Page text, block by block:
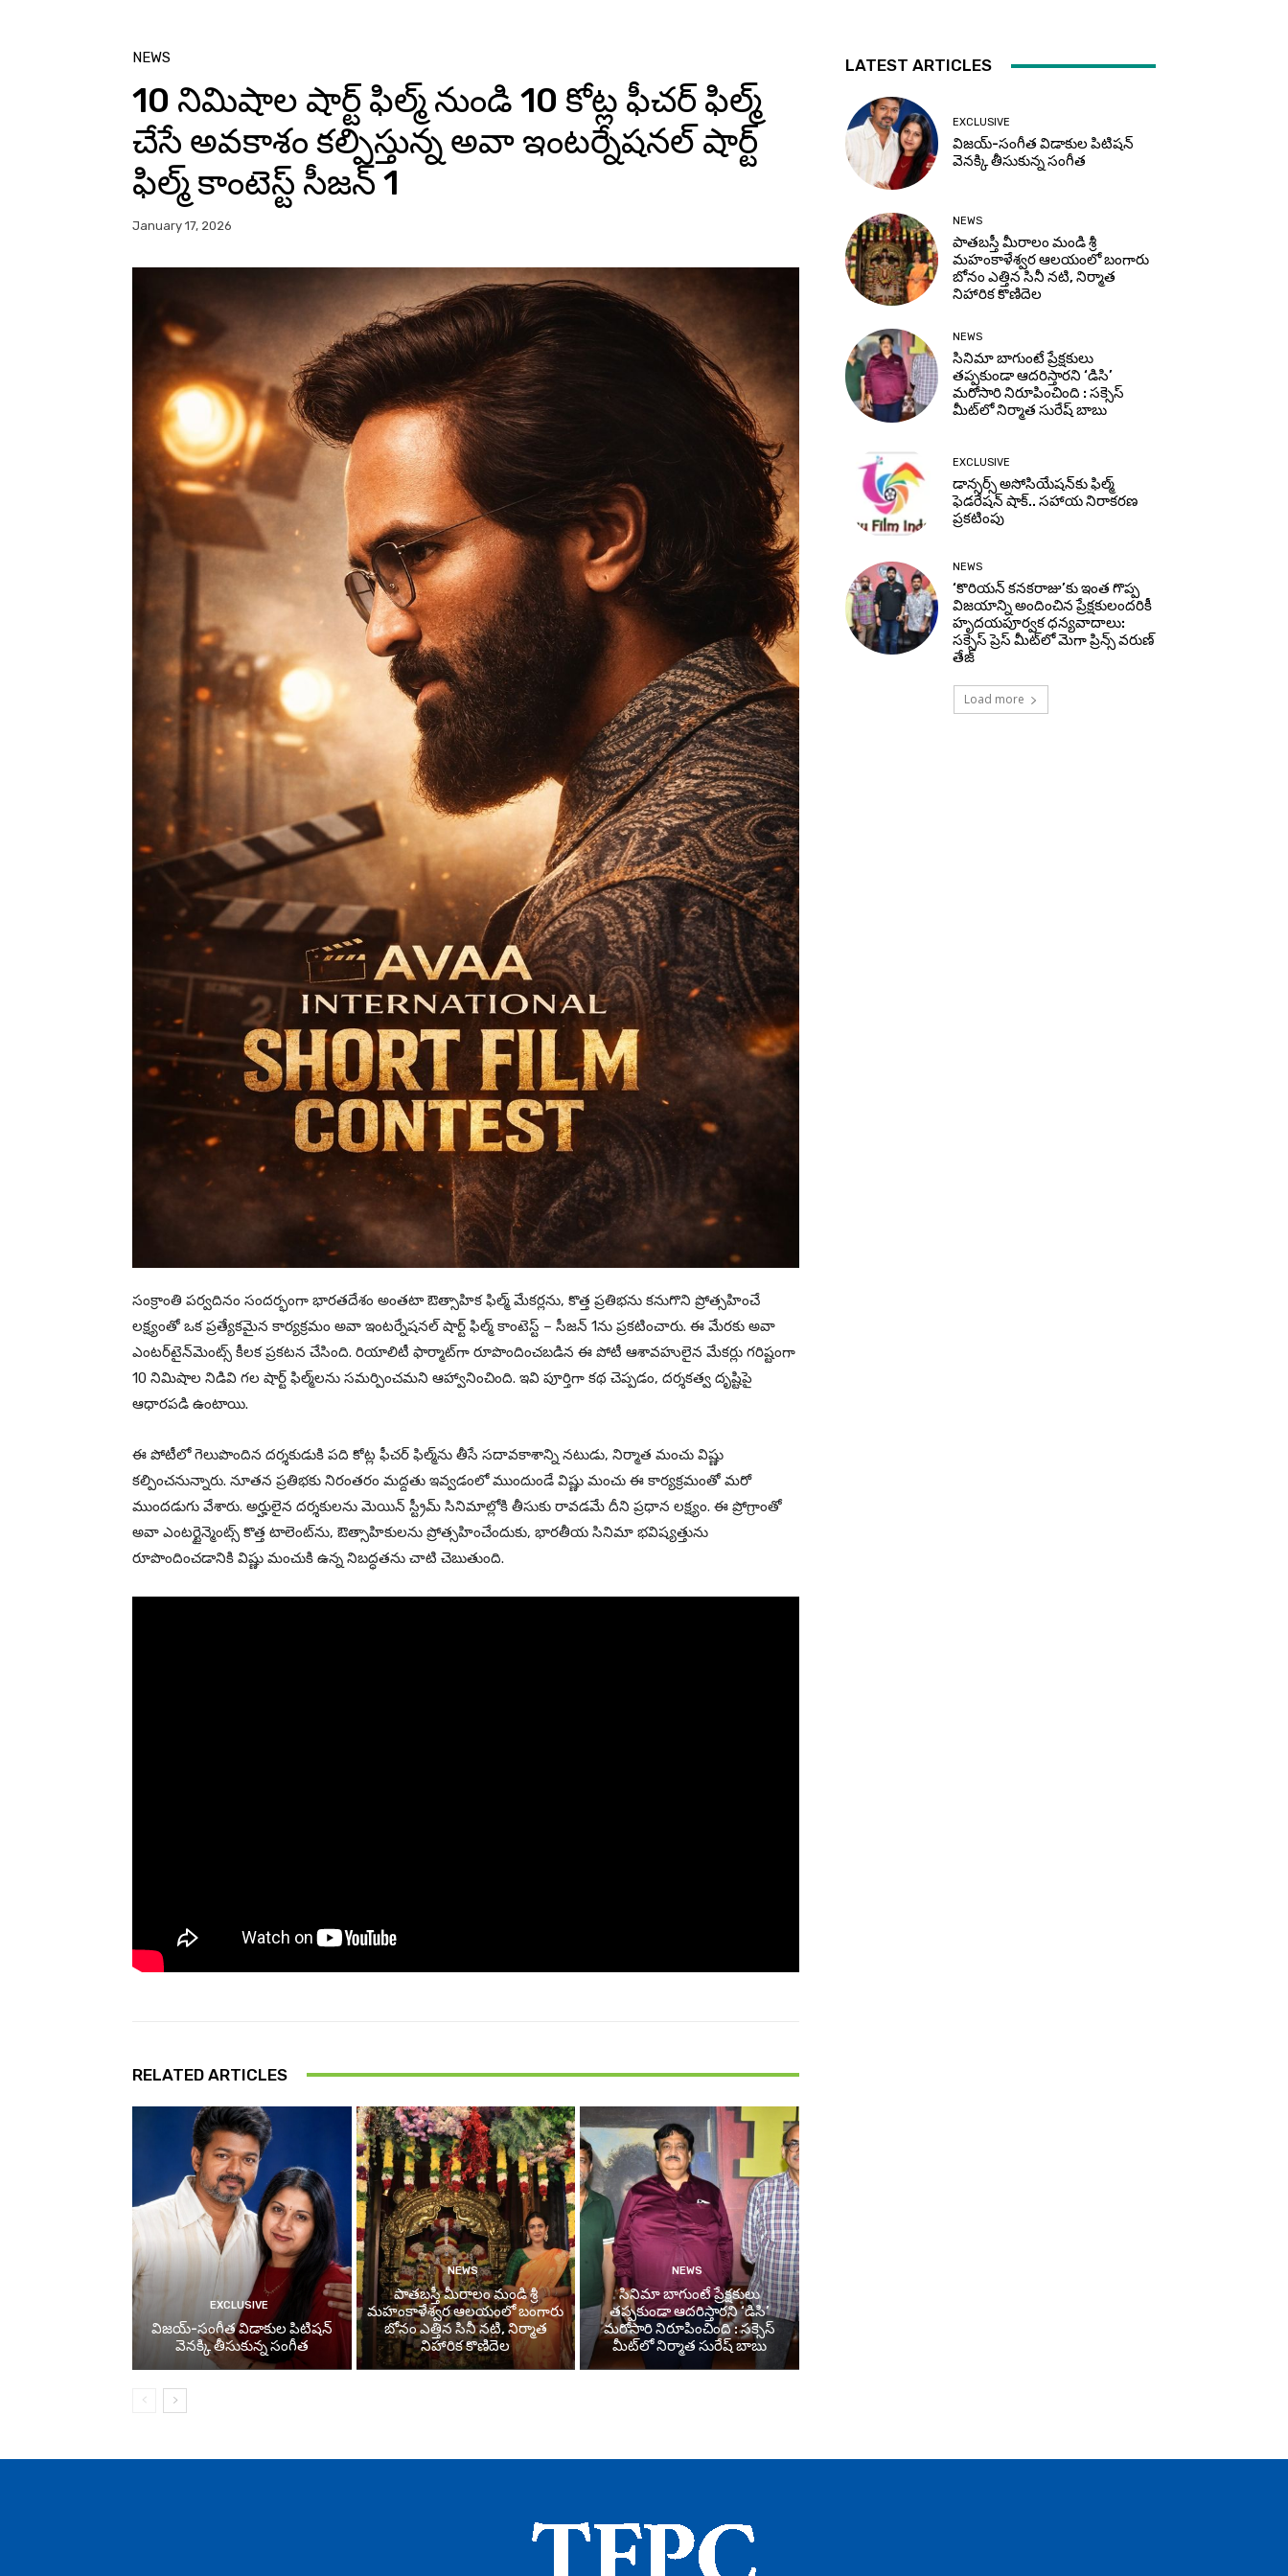
NEWS
10 నిమిషాల షార్ట్ ఫిల్మ్ నుండి ₹10 కోట్ల ఫీచర్ ఫిల్మ్
చేసే అవకాశం కల్పిస్తున్న అవా ఇంటర్నేషనల్ షార్ట్
ఫిల్మ్ కాంటెస్ట్ సీజన్ 1
January 17, 2026
సంక్రాంతి పర్వదినం సందర్భంగా భారతదేశం అంతటా ఔత్సాహిక ఫిల్మ్ మేకర్లను, కొత్త ప్రతిభను కనుగొని ప్రోత్సహించే
లక్ష్యంతో ఒక ప్రత్యేకమైన కార్యక్రమం అవా ఇంటర్నేషనల్ షార్ట్ ఫిల్మ్ కాంటెస్ట్ – సీజన్ 1ను ప్రకటించారు. ఈ మేరకు అవా
ఎంటర్‌టైన్‌మెంట్స్ కీలక ప్రకటన చేసింది. రియాలిటీ ఫార్మాట్‌గా రూపొందించబడిన ఈ పోటీ ఆశావహులైన మేకర్లు గరిష్టంగా
10 నిమిషాల నిడివి గల షార్ట్ ఫిల్మ్‌లను సమర్పించమని ఆహ్వానించింది. ఇవి పూర్తిగా కథ చెప్పడం, దర్శకత్వ దృష్టిపై
ఆధారపడి ఉంటాయి.
ఈ పోటీలో గెలుపొందిన దర్శకుడుకి పది కోట్ల ఫీచర్ ఫిల్మ్‌ను తీసే సదావకాశాన్ని నటుడు, నిర్మాత మంచు విష్ణు
కల్పించనున్నారు. నూతన ప్రతిభకు నిరంతరం మద్దతు ఇవ్వడంలో ముందుండే విష్ణు మంచు ఈ కార్యక్రమంతో మరో
ముందడుగు వేశారు. అర్హులైన దర్శకులను మెయిన్ స్ట్రీమ్ సినిమాల్లోకి తీసుకు రావడమే దీని ప్రధాన లక్ష్యం. ఈ ప్రోగ్రాంతో
అవా ఎంటర్టైన్మెంట్స్ కొత్త టాలెంట్‌ను, ఔత్సాహికులను ప్రోత్సహించేందుకు, భారతీయ సినిమా భవిష్యత్తును
రూపొందించడానికి విష్ణు మంచుకి ఉన్న నిబద్ధతను చాటి చెబుతుంది.
RELATED ARTICLES
EXCLUSIVE
విజయ్-సంగీత విడాకుల పిటిషన్
వెనక్కి తీసుకున్న సంగీత
NEWS
పాతబస్తీ మీరాలం మండి శ్రీ
మహంకాళేశ్వర ఆలయంలో బంగారు
బోనం ఎత్తిన సినీ నటి, నిర్మాత
నిహారిక కొణిదెల
NEWS
సినిమా బాగుంటే ప్రేక్షకులు
తప్పకుండా ఆదరిస్తారని ‘డిసి’
మరోసారి నిరూపించింది : సక్సెస్
మీట్‌లో నిర్మాత సురేష్ బాబు
LATEST ARTICLES
EXCLUSIVE
విజయ్-సంగీత విడాకుల పిటిషన్
వెనక్కి తీసుకున్న సంగీత
NEWS
పాతబస్తీ మీరాలం మండి శ్రీ
మహంకాళేశ్వర ఆలయంలో బంగారు
బోనం ఎత్తిన సినీ నటి, నిర్మాత
నిహారిక కొణిదెల
NEWS
సినిమా బాగుంటే ప్రేక్షకులు
తప్పకుండా ఆదరిస్తారని ‘డిసి’
మరోసారి నిరూపించింది : సక్సెస్
మీట్‌లో నిర్మాత సురేష్ బాబు
EXCLUSIVE
డాన్సర్స్ అసోసియేషన్‌కు ఫిల్మ్
ఫెడరేషన్ షాక్.. సహాయ నిరాకరణ
ప్రకటింపు
NEWS
‘కొరియన్ కనకరాజు’కు ఇంత గొప్ప
విజయాన్ని అందించిన ప్రేక్షకులందరికీ
హృదయపూర్వక ధన్యవాదాలు:
సక్సెస్ ప్రెస్ మీట్‌లో మెగా ప్రిన్స్ వరుణ్
తేజ్
Load more